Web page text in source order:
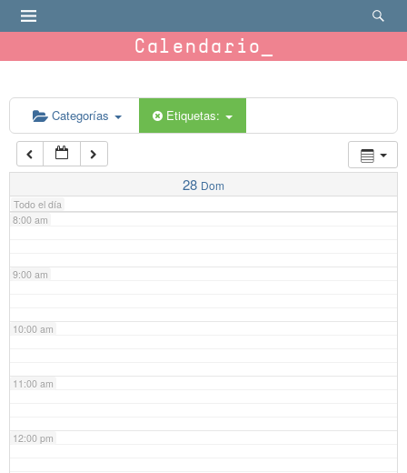
Calendario
Categorías Etiquetas:
28 Dom
Todo el día
6:00 am
7:00 am
8:00 am
9:00 am
10:00 am
11:00 am
12:00 pm